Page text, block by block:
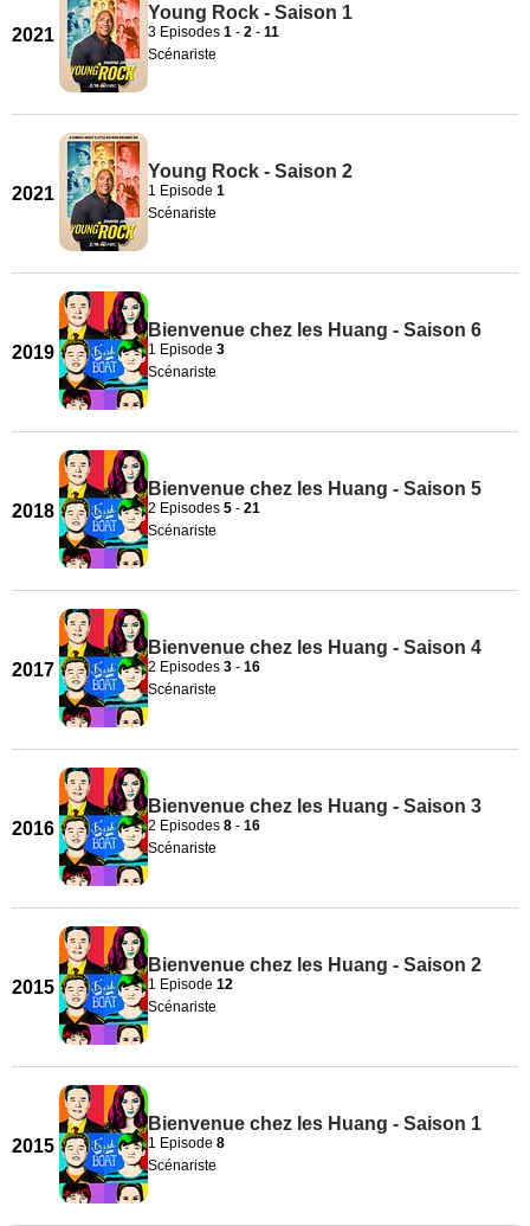
2021
Young Rock - Saison 1
3 Episodes 1 - 2 - 11
Scénariste
2021
Young Rock - Saison 2
1 Episode 1
Scénariste
2019
Bienvenue chez les Huang - Saison 6
1 Episode 3
Scénariste
2018
Bienvenue chez les Huang - Saison 5
2 Episodes 5 - 21
Scénariste
2017
Bienvenue chez les Huang - Saison 4
2 Episodes 3 - 16
Scénariste
2016
Bienvenue chez les Huang - Saison 3
2 Episodes 8 - 16
Scénariste
2015
Bienvenue chez les Huang - Saison 2
1 Episode 12
Scénariste
2015
Bienvenue chez les Huang - Saison 1
1 Episode 8
Scénariste